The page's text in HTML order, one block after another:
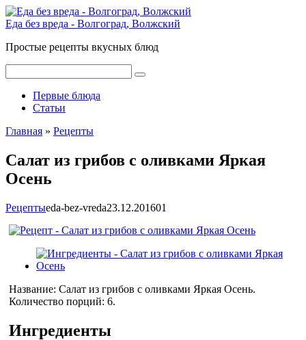
Перейти
к
Еда без вреда - Волгоград, Волжский
Простые рецепты вкусных блюд
Первые блюда
Статьи
Главная » Рецепты
Салат из грибов с оливками Яркая
Осень
Рецептыeda-bez-vreda23.12.201601
Название: Салат из грибов с оливками Яркая Осень.
Количество порций: 6.
Ингредиенты